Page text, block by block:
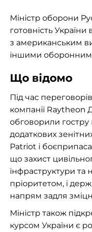
Міністр оборони
готовність
з американським
іншими
Що відомо
Під час
компанії
обговорили гостру
додаткових
Patriot і
що захист
інфраструктури та
пріоритетом, і
напрям задля
Міністр також
курсом України є